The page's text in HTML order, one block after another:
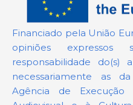
Financiado pela União
opiniões
responsabilidade do(s)
necessariamente as
Agência de